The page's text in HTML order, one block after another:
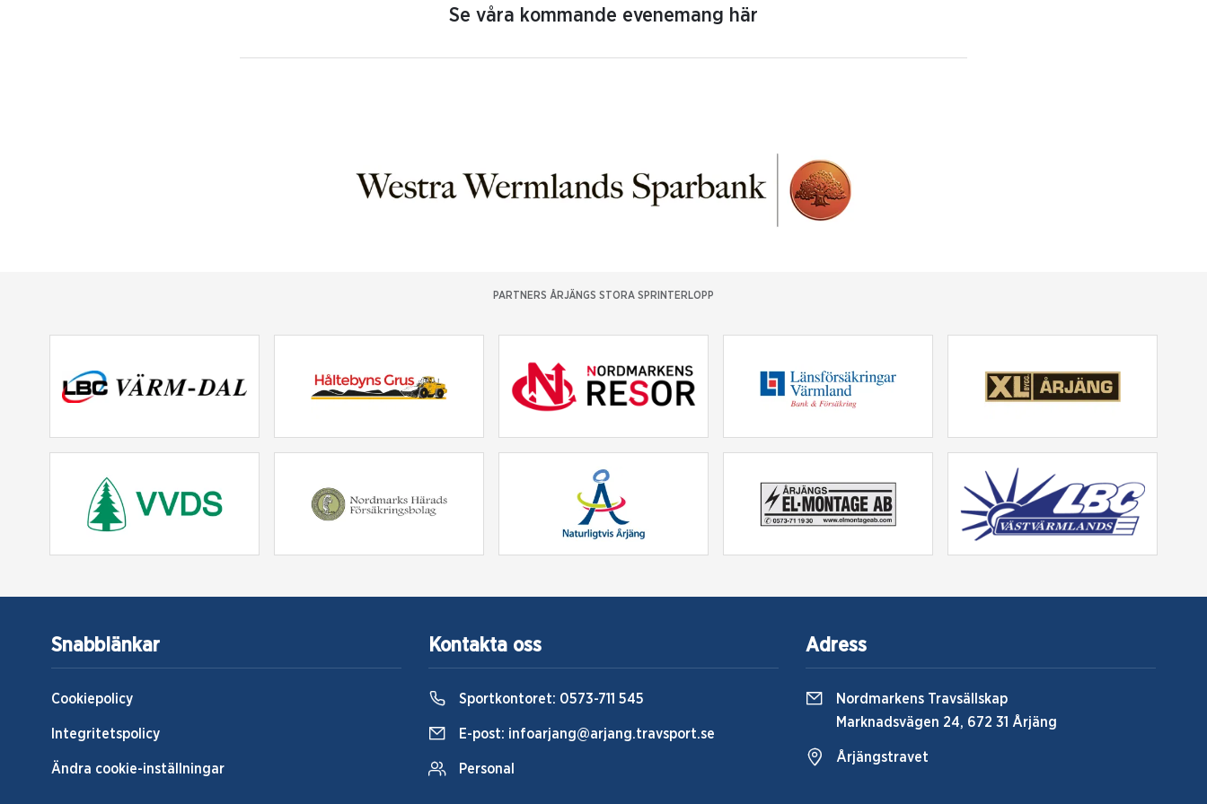
Se våra kommande evenemang här
PARTNERS ÅRJÄNGS STORA SPRINTERLOPP
Snabblänkar
Cookiepolicy
Integritetspolicy
Ändra cookie-inställningar
Kontakta oss
Sportkontoret: 0573-711 545
E-post: infoarjang@arjang.travsport.se
Personal
Adress
Nordmarkens Travsällskap
Marknadsvägen 24, 672 31 Årjäng
Årjängstravet